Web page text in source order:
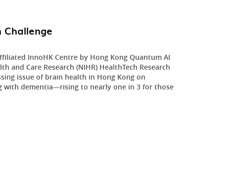
InnoHK Centre by Hong Kong Quantum AI
Care Research (NIHR) HealthTech Research
issue of brain health in Hong Kong on
with dementia—rising to nearly one in 3 for those